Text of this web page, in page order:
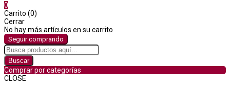
0
Carrito (0)
Cerrar
No hay más artículos en su carrito
Seguir comprando
Buscar
Comprar por categorías
CLOSE